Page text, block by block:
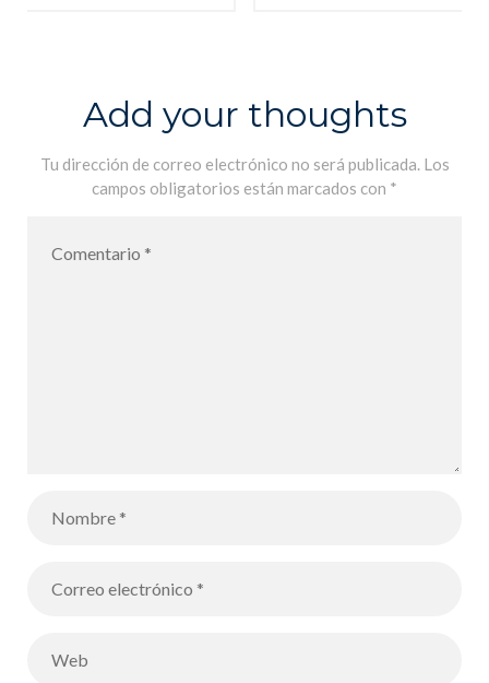
– Curso de
escalada para
los alumnos
la ONCE –
Taller de
escritura en
Add your thoughts
Tu dirección de correo electrónico no será publicada. Los
campos obligatorios están marcados con *